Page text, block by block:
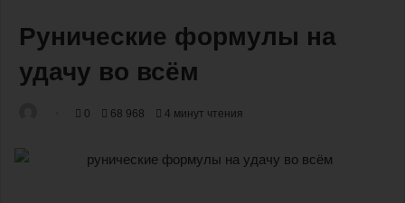
Рунические формулы на
удачу во всём
0 68 968 4 минут чтения